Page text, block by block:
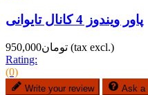
پاور ویندوز 4 کانال تایوانی
تومان950,000 (tax excl.)
Rating:
(0)
Write your review Ask a